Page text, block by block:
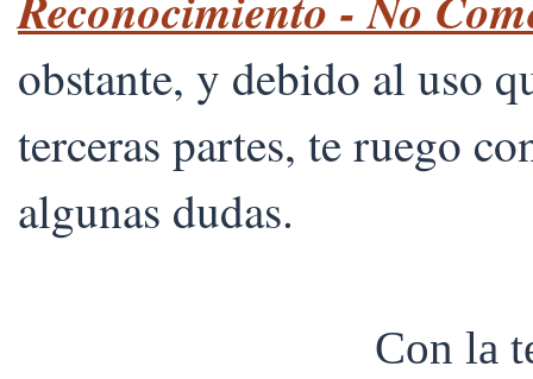
obstante, y debido al uso
terceras partes, te ruego
algunas dudas.
Con la